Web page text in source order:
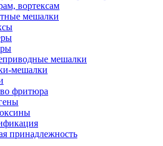
вортексам
мешалки
мешалки
мешалки
фритюра
принадлежность